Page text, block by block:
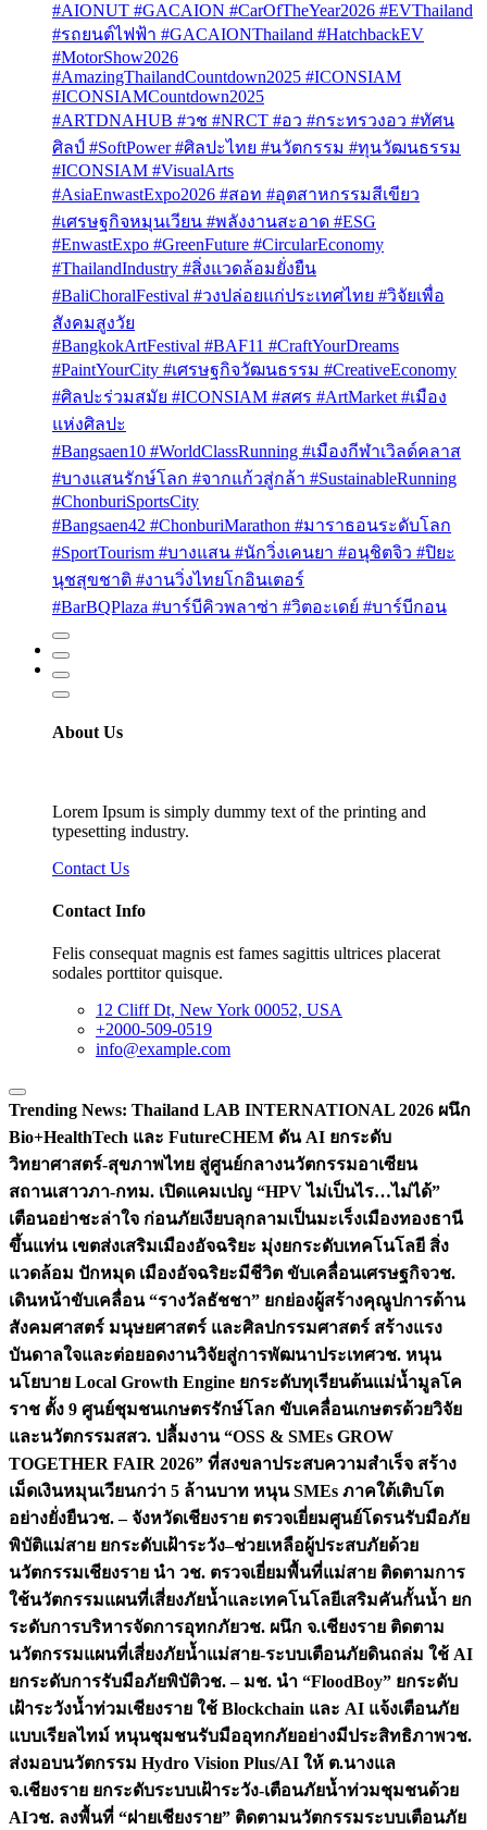
#AIONUT #GACAION #CarOfTheYear2026 #EVThailand
#รถยนต์ไฟฟ้า #GACAIONThailand #HatchbackEV
#MotorShow2026
#AmazingThailandCountdown2025 #ICONSIAM
#ICONSIAMCountdown2025
#ARTDNAHUB #วช #NRCT #อว #กระทรวงอว #ทัศน
ศิลป์ #SoftPower #ศิลปะไทย #นวัตกรรม #ทุนวัฒนธรรม
#ICONSIAM #VisualArts
#AsiaEnwastExpo2026 #สอท #อุตสาหกรรมสีเขียว
#เศรษฐกิจหมุนเวียน #พลังงานสะอาด #ESG
#EnwastExpo #GreenFuture #CircularEconomy
#ThailandIndustry #สิ่งแวดล้อมยั่งยืน
#BaliChoralFestival #วงปล่อยแก่ประเทศไทย #วิจัยเพื่อ
สังคมสูงวัย
#BangkokArtFestival #BAF11 #CraftYourDreams
#PaintYourCity #เศรษฐกิจวัฒนธรรม #CreativeEconomy
#ศิลปะร่วมสมัย #ICONSIAM #สศร #ArtMarket #เมือง
แห่งศิลปะ
#Bangsaen10 #WorldClassRunning #เมืองกีฬาเวิลด์คลาส
#บางแสนรักษ์โลก #จากแก้วสู่กล้า #SustainableRunning
#ChonburiSportsCity
#Bangsaen42 #ChonburiMarathon #มาราธอนระดับโลก
#SportTourism #บางแสน #นักวิ่งเคนยา #อนุชิตจิว #ปิยะ
นุชสุขชาติ #งานวิ่งไทยโกอินเตอร์
#BarBQPlaza #บาร์บีคิวพลาซ่า #วิตอะเดย์ #บาร์บีกอน
About Us
Lorem Ipsum is simply dummy text of the printing and
typesetting industry.
Contact Us
Contact Info
Felis consequat magnis est fames sagittis ultrices placerat
sodales porttitor quisque.
12 Cliff Dt, New York 00052, USA
+2000-509-0519
info@example.com
Trending News: Thailand LAB INTERNATIONAL 2026 ผนึก
Bio+HealthTech และ FutureCHEM ดัน AI ยกระดับ
วิทยาศาสตร์-สุขภาพไทย สู่ศูนย์กลางนวัตกรรมอาเซียน
สถานเสาวภา-กทม. เปิดแคมเปญ “HPV ไม่เป็นไร…ไม่ได้”
เตือนอย่าชะล่าใจ ก่อนภัยเงียบลุกลามเป็นมะเร็งเมืองทองธานี
ขึ้นแท่น เขตส่งเสริมเมืองอัจฉริยะ มุ่งยกระดับเทคโนโลยี สิ่ง
แวดล้อม ปักหมุด เมืองอัจฉริยะมีชีวิต ขับเคลื่อนเศรษฐกิจวช.
เดินหน้าขับเคลื่อน “รางวัลธัชชา” ยกย่องผู้สร้างคุณูปการด้าน
สังคมศาสตร์ มนุษยศาสตร์ และศิลปกรรมศาสตร์ สร้างแรง
บันดาลใจและต่อยอดงานวิจัยสู่การพัฒนาประเทศวช. หนุน
นโยบาย Local Growth Engine ยกระดับทุเรียนต้นแม่น้ำมูลโค
ราช ตั้ง 9 ศูนย์ชุมชนเกษตรรักษ์โลก ขับเคลื่อนเกษตรด้วยวิจัย
และนวัตกรรมสสว. ปลื้มงาน “OSS & SMEs GROW
TOGETHER FAIR 2026” ที่สงขลาประสบความสำเร็จ สร้าง
เม็ดเงินหมุนเวียนกว่า 5 ล้านบาท หนุน SMEs ภาคใต้เติบโต
อย่างยั่งยืนวช. – จังหวัดเชียงราย ตรวจเยี่ยมศูนย์โดรนรับมือภัย
พิบัติแม่สาย ยกระดับเฝ้าระวัง–ช่วยเหลือผู้ประสบภัยด้วย
นวัตกรรมเชียงราย นำ วช. ตรวจเยี่ยมพื้นที่แม่สาย ติดตามการ
ใช้นวัตกรรมแผนที่เสี่ยงภัยน้ำและเทคโนโลยีเสริมคันกั้นน้ำ ยก
ระดับการบริหารจัดการอุทกภัยวช. ผนึก จ.เชียงราย ติดตาม
นวัตกรรมแผนที่เสี่ยงภัยน้ำแม่สาย-ระบบเตือนภัยดินถล่ม ใช้ AI
ยกระดับการรับมือภัยพิบัติวช. – มช. นำ “FloodBoy” ยกระดับ
เฝ้าระวังน้ำท่วมเชียงราย ใช้ Blockchain และ AI แจ้งเตือนภัย
แบบเรียลไทม์ หนุนชุมชนรับมืออุทกภัยอย่างมีประสิทธิภาพวช.
ส่งมอบนวัตกรรม Hydro Vision Plus/AI ให้ ต.นางแล
จ.เชียงราย ยกระดับระบบเฝ้าระวัง-เตือนภัยน้ำท่วมชุมชนด้วย
AIวช. ลงพื้นที่ “ฝายเชียงราย” ติดตามนวัตกรรมระบบเตือนภัย